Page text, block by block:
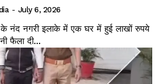
- July 6, 2026
के नंद नगरी इलाके में एक घर में हुई लाखों रुपये
फैला दी...